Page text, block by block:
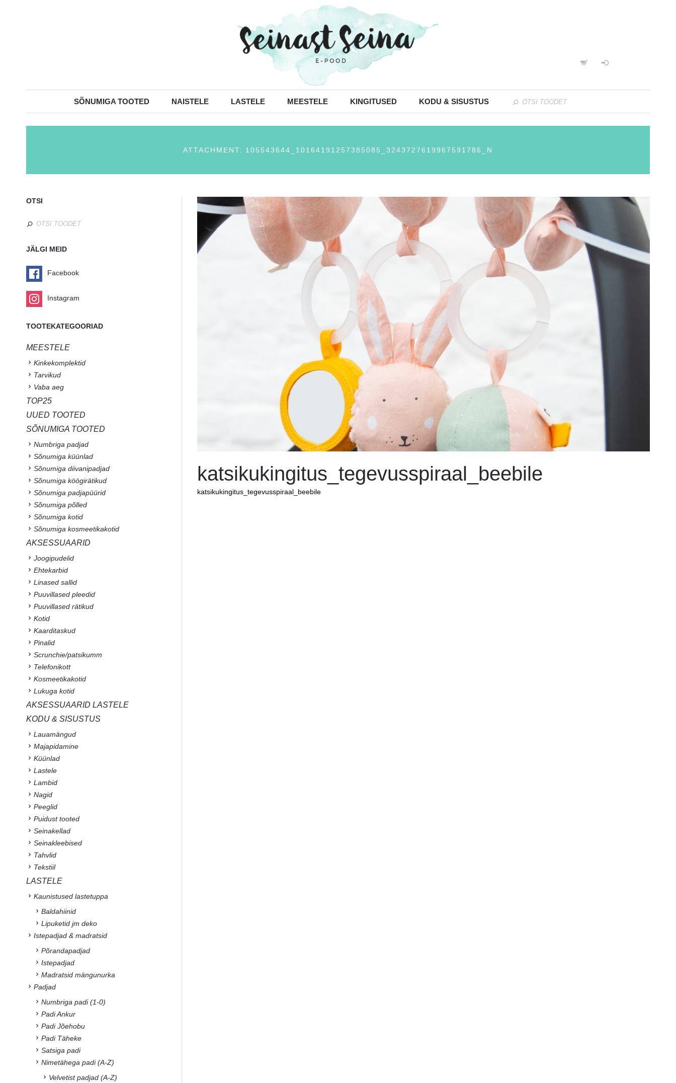
SÕNUMIGA TOOTED NAISTELE LASTELE MEESTELE KINGITUSED KODU & SISUSTUS
ATTACHMENT: 105543644_10164191257385085_3243727619967591786_N
katsikukingitus_tegevusspiraal_beebile
katsikukingitus_tegevusspiraal_beebile
OTSI
JÄLGI MEID
Facebook
Instagram
TOOTEKATEGOORIAD
MEESTELE
Kinkekomplektid
Tarvikud
Vaba aeg
TOP25
UUED TOOTED
SÕNUMIGA TOOTED
Numbriga padjad
Sõnumiga küünlad
Sõnumiga diivanipadjad
Sõnumiga köögirätikud
Sõnumiga padjapüürid
Sõnumiga põlled
Sõnumiga kotid
Sõnumiga kosmeetikakotid
AKSESSUAARID
Joogipudelid
Ehtekarbid
Linased sallid
Puuvillased pleedid
Puuvillased rätikud
Kotid
Kaarditaskud
Pinalid
Scrunchie/patsikumm
Telefonikott
Kosmeetikakotid
Lukuga kotid
AKSESSUAARID LASTELE
KODU & SISUSTUS
Lauamängud
Majapidamine
Küünlad
Lastele
Lambid
Nagid
Peeglid
Puidust tooted
Seinakellad
Seinakleebised
Tahvlid
Tekstiil
LASTELE
Kaunistused lastetuppa
Baldahiinid
Lipuketid jm deko
Istepadjad & madratsid
Põrandapadjad
Istepadjad
Madratsid mängunurka
Padjad
Numbriga padi (1-0)
Padi Ankur
Padi Jõehobu
Padi Täheke
Satsiga padi
Nimetähega padi (A-Z)
Velvetist padjad (A-Z)